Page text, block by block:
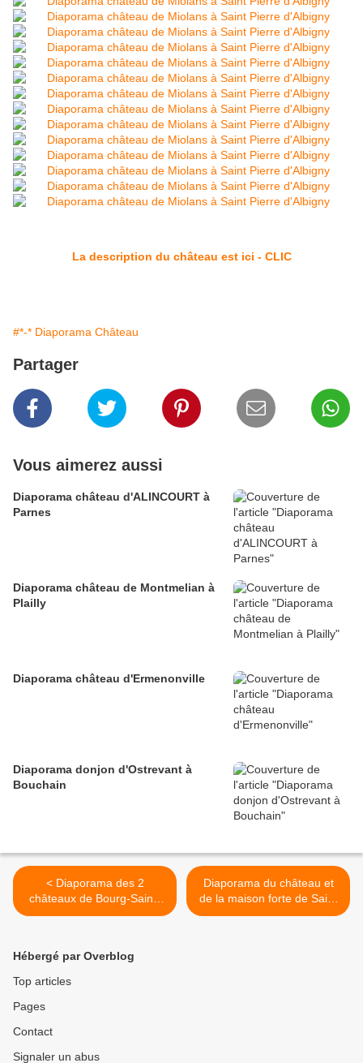
La description du château est ici - CLIC
#*-* Diaporama Château
Partager
Vous aimerez aussi
Diaporama château d'ALINCOURT à
Parnes
Diaporama château de Montmelian à
Plailly
Diaporama château d'Ermenonville
Diaporama donjon d'Ostrevant à
Bouchain
< Diaporama des 2
châteaux de Bourg-Saint-
Maurice
Diaporama du château et
de la maison forte de Saint
Pierre d'Entremont >
Hébergé par Overblog
Top articles
Pages
Contact
Signaler un abus